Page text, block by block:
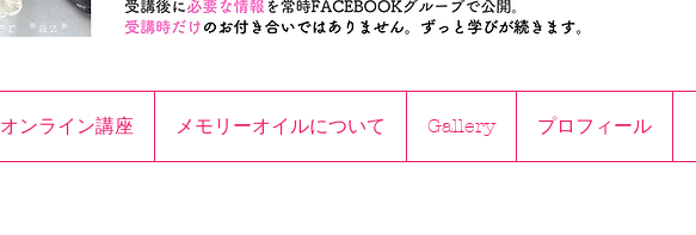
オンライン講座 メモリーオイルについて Gallery プロフィール